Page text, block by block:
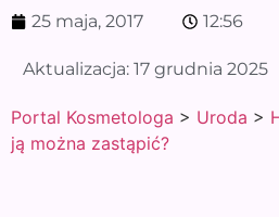
25 maja, 2017 12:56
Aktualizacja: 17 grudnia 2025
Portal Kosmetologa > Uroda >
ją można zastąpić?